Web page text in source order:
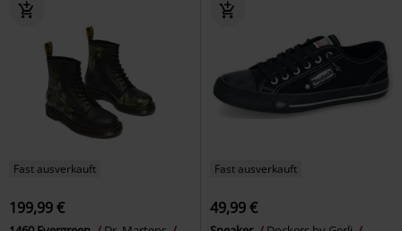
Fast ausverkauft
199,99 €
Fast ausverkauft
49,99 €